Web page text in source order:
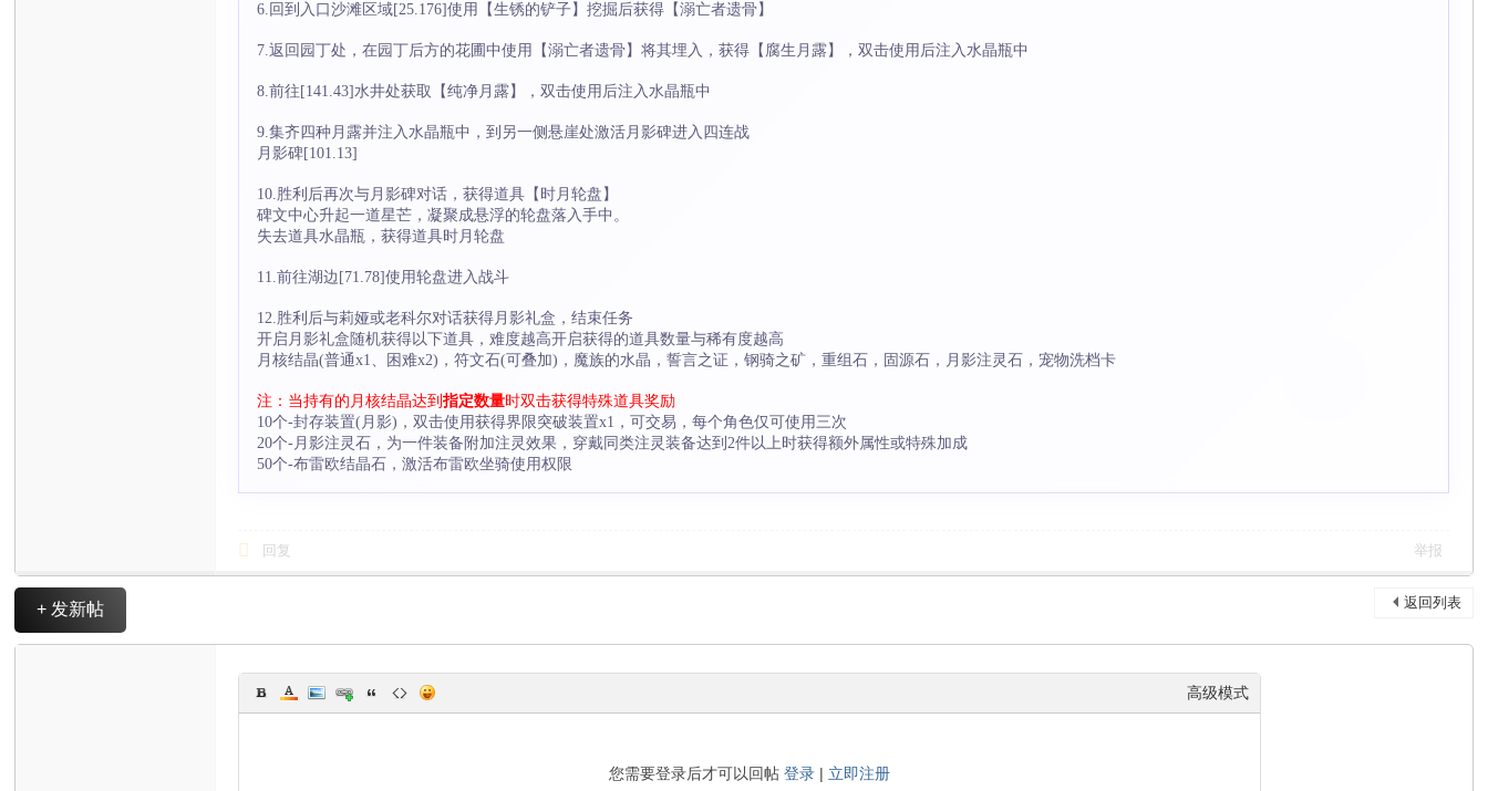
6.回到入口沙滩区域[25.176]使用【生锈的铲子】挖掘后获得【溺亡者遗骨】
7.返回园丁处，在园丁后方的花圃中使用【溺亡者遗骨】将其埋入，获得【腐生月露】，双击使用后注入水晶瓶中
8.前往[141.43]水井处获取【纯净月露】，双击使用后注入水晶瓶中
9.集齐四种月露并注入水晶瓶中，到另一侧悬崖处激活月影碑进入四连战
月影碑[101.13]
10.胜利后再次与月影碑对话，获得道具【时月轮盘】
碑文中心升起一道星芒，凝聚成悬浮的轮盘落入手中。
失去道具水晶瓶，获得道具时月轮盘
11.前往湖边[71.78]使用轮盘进入战斗
12.胜利后与莉娅或老科尔对话获得月影礼盒，结束任务
开启月影礼盒随机获得以下道具，难度越高开启获得的道具数量与稀有度越高
月核结晶(普通x1、困难x2)，符文石(可叠加)，魔族的水晶，誓言之证，钢骑之矿，重组石，固源石，月影注灵石，宠物洗档卡
注：当持有的月核结晶达到指定数量时双击获得特殊道具奖励
10个-封存装置(月影)，双击使用获得界限突破装置x1，可交易，每个角色仅可使用三次
20个-月影注灵石，为一件装备附加注灵效果，穿戴同类注灵装备达到2件以上时获得额外属性或特殊加成
50个-布雷欧结晶石，激活布雷欧坐骑使用权限
回复 举报
返回列表
+ 发新帖
高级模式
您需要登录后才可以回帖登录 | 立即注册